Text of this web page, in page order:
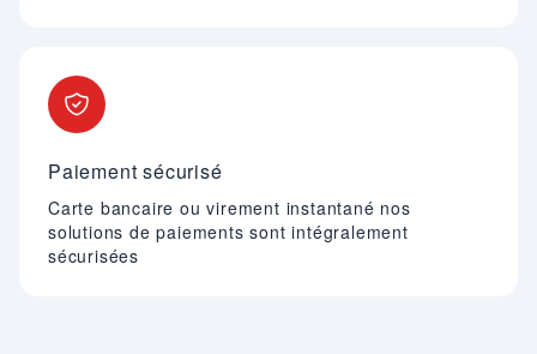
Paiement sécurisé
Carte bancaire ou virement instantané nos
solutions de paiements sont intégralement
sécurisées